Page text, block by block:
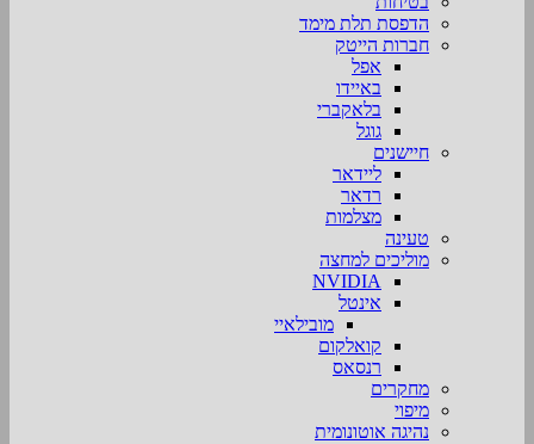
הדפסת תלת מימד
חברות הייטק
אפל
באיידו
בלאקברי
גוגל
חיישנים
ליידאר
רדאר
מצלמות
טעינה
מוליכים למחצה
NVIDIA
אינטל
מובילאיי
קואלקום
רנסאס
מחקרים
מיפוי
נהיגה אוטונומית